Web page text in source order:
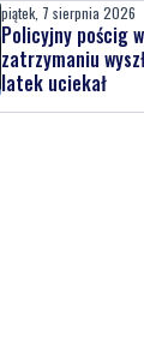
piątek, 7 sierpnia 2026
Policyjny pościg
zatrzymaniu
latek uciekał